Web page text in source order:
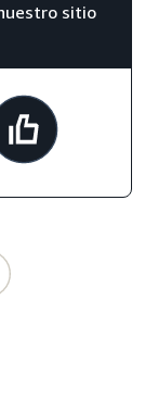
sitio